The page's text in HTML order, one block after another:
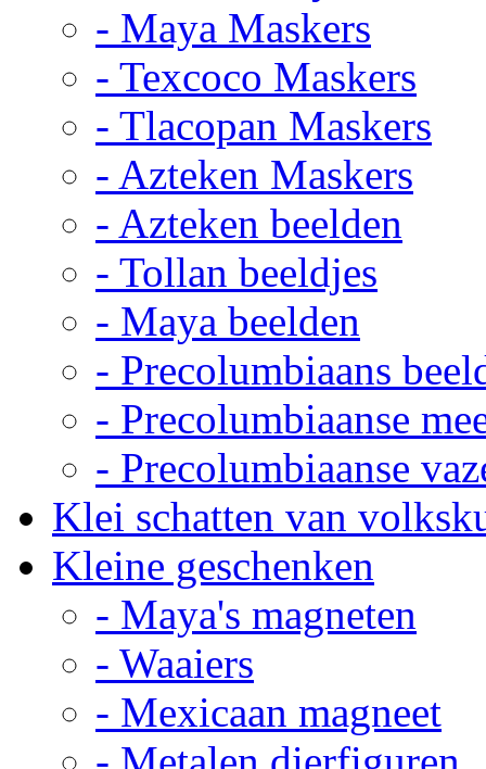
- Maya Maskers
- Texcoco Maskers
- Tlacopan Maskers
- Azteken Maskers
- Azteken beelden
- Tollan beeldjes
- Maya beelden
- Precolumbiaans
- Precolumbiaanse
- Precolumbiaanse
Klei schatten van
Kleine geschenken
- Maya's magneten
- Waaiers
- Mexicaan magneet